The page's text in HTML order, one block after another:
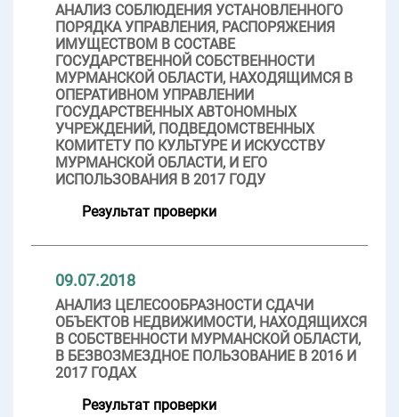
АНАЛИЗ СОБЛЮДЕНИЯ УСТАНОВЛЕННОГО
ПОРЯДКА УПРАВЛЕНИЯ, РАСПОРЯЖЕНИЯ
ИМУЩЕСТВОМ В СОСТАВЕ
ГОСУДАРСТВЕННОЙ СОБСТВЕННОСТИ
МУРМАНСКОЙ ОБЛАСТИ, НАХОДЯЩИМСЯ В
ОПЕРАТИВНОМ УПРАВЛЕНИИ
ГОСУДАРСТВЕННЫХ АВТОНОМНЫХ
УЧРЕЖДЕНИЙ, ПОДВЕДОМСТВЕННЫХ
КОМИТЕТУ ПО КУЛЬТУРЕ И ИСКУССТВУ
МУРМАНСКОЙ ОБЛАСТИ, И ЕГО
ИСПОЛЬЗОВАНИЯ В 2017 ГОДУ
Результат проверки
09.07.2018
АНАЛИЗ ЦЕЛЕСООБРАЗНОСТИ СДАЧИ
ОБЪЕКТОВ НЕДВИЖИМОСТИ, НАХОДЯЩИХСЯ
В СОБСТВЕННОСТИ МУРМАНСКОЙ ОБЛАСТИ,
В БЕЗВОЗМЕЗДНОЕ ПОЛЬЗОВАНИЕ В 2016 И
2017 ГОДАХ
Результат проверки